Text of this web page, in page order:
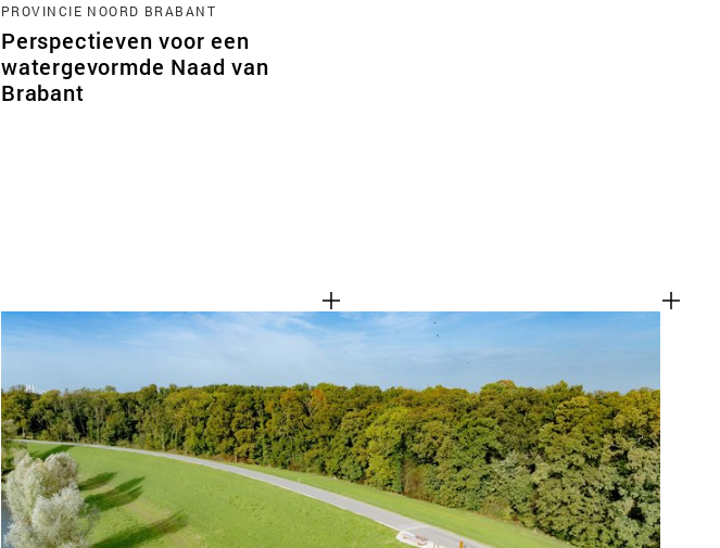
PROVINCIE NOORD BRABANT
Perspectieven voor een
watergevormde Naad van
Brabant